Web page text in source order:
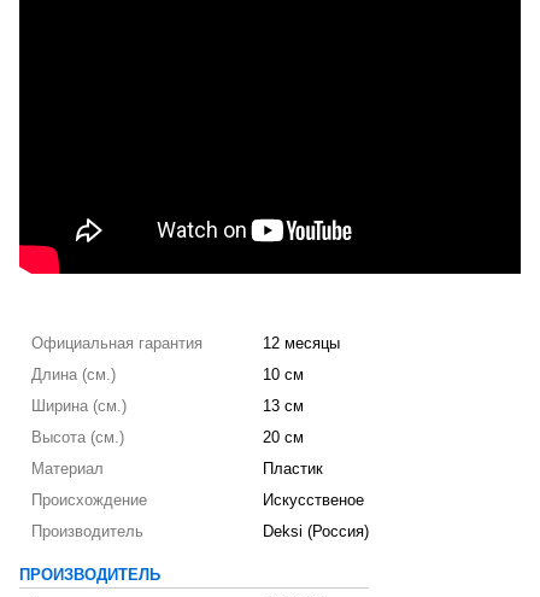
Официальная гарантия
12 месяцы
Длина (см.)
10 см
Ширина (см.)
13 см
Высота (см.)
20 см
Материал
Пластик
Происхождение
Искусственое
Производитель
Deksi (Россия)
ПРОИЗВОДИТЕЛЬ